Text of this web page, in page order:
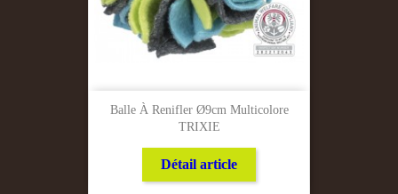
Balle À Renifler Ø9cm Multicolore
TRIXIE
Détail article